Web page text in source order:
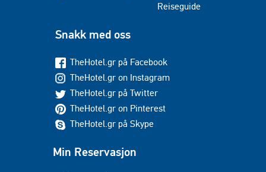
Reiseguide
Snakk med oss
TheHotel.gr på Facebook
TheHotel.gr on Instagram
TheHotel.gr på Twitter
TheHotel.gr on Pinterest
TheHotel.gr på Skype
Min Reservasjon